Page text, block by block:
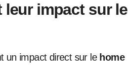
leur impact sur le
un impact direct sur le home